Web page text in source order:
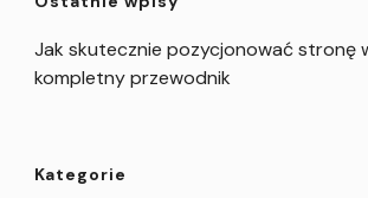
Jak skutecznie pozycjonować stronę
kompletny przewodnik
Kategorie